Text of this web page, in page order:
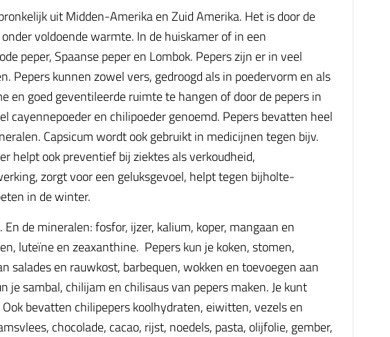
uit Midden-Amerika en Zuid Amerika. Het is door de
voldoende warmte. In de huiskamer of in een
peper, Spaanse peper en Lombok. Pepers zijn er in veel
Pepers kunnen zowel vers, gedroogd als in poedervorm en als
en goed geventileerde ruimte te hangen of door de pepers in
cayennepoeder en chilipoeder genoemd. Pepers bevatten heel
Capsicum wordt ook gebruikt in medicijnen tegen bijv.
helpt ook preventief bij ziektes als verkoudheid,
zorgt voor een geluksgevoel, helpt tegen bijholte-
in de winter.
de mineralen: fosfor, ijzer, kalium, koper, mangaan en
luteïne en zeaxanthine. Pepers kun je koken, stomen,
en rauwkost, barbequen, wokken en toevoegen aan
je sambal, chilijam en chilisaus van pepers maken. Je kunt
bevatten chilipepers koolhydraten, eiwitten, vezels en
chocolade, cacao, rijst, noedels, pasta, olijfolie, gember,